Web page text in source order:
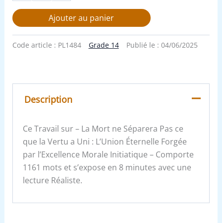
Ajouter au panier
Code article : PL1484 Grade 14 Publié le : 04/06/2025
Description
Ce Travail sur – La Mort ne Séparera Pas ce
que la Vertu a Uni : L’Union Éternelle Forgée
par l’Excellence Morale Initiatique – Comporte
1161 mots et s’expose en 8 minutes avec une
lecture Réaliste.